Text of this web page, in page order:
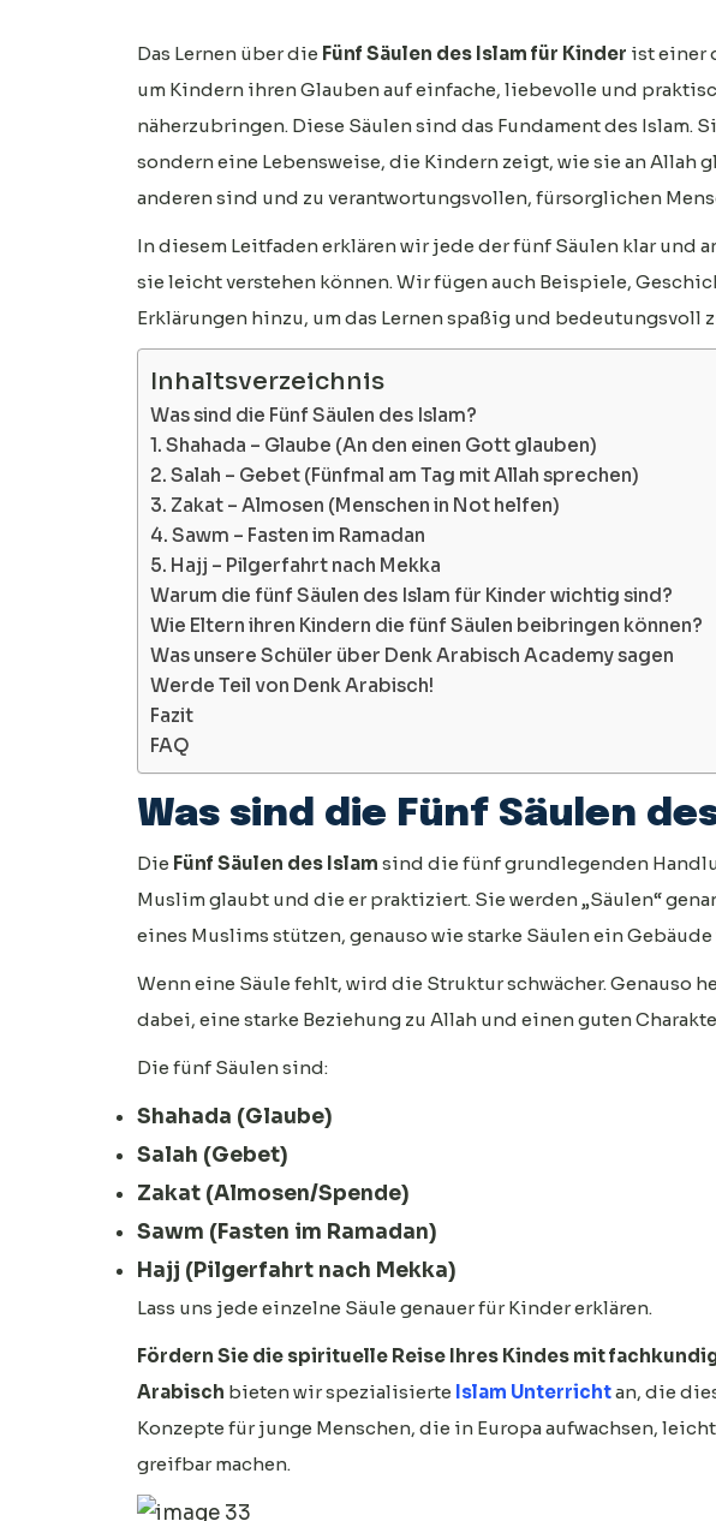
Das Lernen über die Fünf Säulen des Islam für Kinder ist einer
um Kindern ihren Glauben auf einfache, liebevolle und
näherzubringen. Diese Säulen sind das Fundament des Islam.
sondern eine Lebensweise, die Kindern zeigt, wie sie an Allah
anderen sind und zu verantwortungsvollen, fürsorglichen
In diesem Leitfaden erklären wir jede der fünf Säulen klar und
sie leicht verstehen können. Wir fügen auch Beispiele,
Erklärungen hinzu, um das Lernen spaßig und bedeutungsvoll
Inhaltsverzeichnis
Was sind die Fünf Säulen des Islam?
1. Shahada – Glaube (An den einen Gott glauben)
2. Salah – Gebet (Fünfmal am Tag mit Allah sprechen)
3. Zakat – Almosen (Menschen in Not helfen)
4. Sawm – Fasten im Ramadan
5. Hajj – Pilgerfahrt nach Mekka
Warum die fünf Säulen des Islam für Kinder wichtig sind?
Wie Eltern ihren Kindern die fünf Säulen beibringen können?
Was unsere Schüler über Denk Arabisch Academy sagen
Werde Teil von Denk Arabisch!
Fazit
FAQ
Was sind die Fünf Säulen
Die Fünf Säulen des Islam sind die fünf grundlegenden
Muslim glaubt und die er praktiziert. Sie werden „Säulen“
eines Muslims stützen, genauso wie starke Säulen ein Gebäude
Wenn eine Säule fehlt, wird die Struktur schwächer. Genauso
dabei, eine starke Beziehung zu Allah und einen guten
Die fünf Säulen sind:
Shahada (Glaube)
Salah (Gebet)
Zakat (Almosen/Spende)
Sawm (Fasten im Ramadan)
Hajj (Pilgerfahrt nach Mekka)
Lass uns jede einzelne Säule genauer für Kinder erklären.
Fördern Sie die spirituelle Reise Ihres Kindes mit
Arabisch bieten wir spezialisierte Islam Unterrichtan, die
Konzepte für junge Menschen, die in Europa aufwachsen,
greifbar machen.